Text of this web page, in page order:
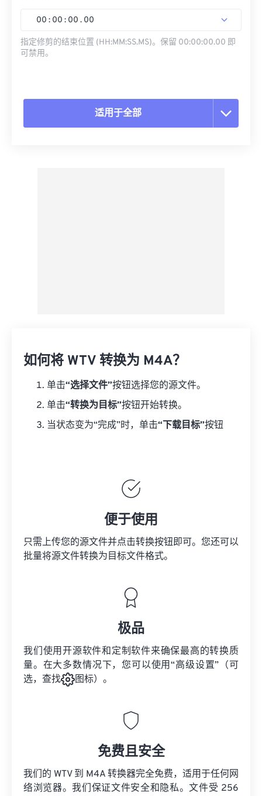
00 : 00 : 00 . 00
指定修剪的结束位置 (HH:MM:SS.MS)。保留 00:00:00.00 即
可禁用。
适用于全部
如何将 WTV 转换为 M4A？
单击“选择文件”按钮选择您的源文件。
单击“转换为目标”按钮开始转换。
当状态变为“完成”时，单击“下载目标”按钮
便于使用
只需上传您的源文件并点击转换按钮即可。您还可以
批量将源文件转换为目标文件格式。
极品
我们使用开源软件和定制软件来确保最高的转换质
量。在大多数情况下，您可以使用“高级设置”（可
选，查找
图标）。
免费且安全
我们的 WTV 到 M4A 转换器完全免费，适用于任何网
络浏览器。我们保证文件安全和隐私。文件受 256